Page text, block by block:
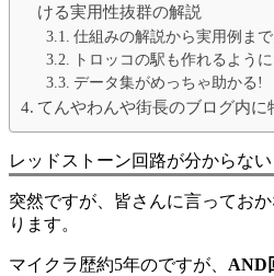
ける実用性抜群の解説
仕組みの解説から実用例ま
トロッコの駅も作れるよう
データ集がめっちゃ助かる!
てんやわんや街長のブログ内
レッドストーン回路が分からない
突然ですが、皆さんに言ってお
ります。
マイクラ歴約5年のですが、 AND